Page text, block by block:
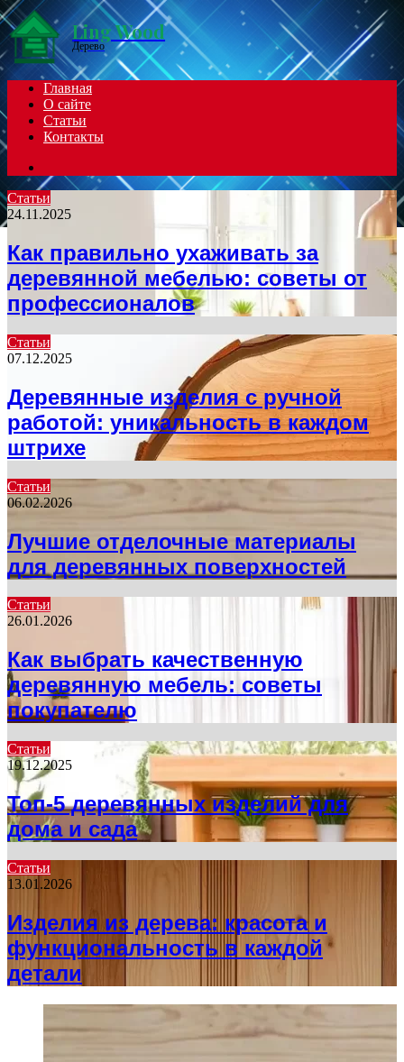
Menu
Ling Wood
Дерево
Главная
О сайте
Статьи
Контакты
for
Статьи
24.11.2025
Как правильно ухаживать за
деревянной мебелью: советы от
профессионалов
Статьи
07.12.2025
Деревянные изделия с ручной
работой: уникальность в каждом
штрихе
Статьи
06.02.2026
Лучшие отделочные материалы
для деревянных поверхностей
Статьи
26.01.2026
Как выбрать качественную
деревянную мебель: советы
покупателю
Статьи
19.12.2025
Топ-5 деревянных изделий для
дома и сада
Статьи
13.01.2026
Изделия из дерева: красота и
функциональность в каждой
детали